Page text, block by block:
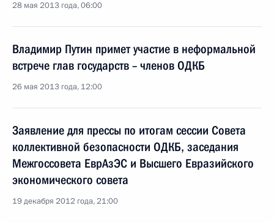
28 мая 2013 года, 06:00
Владимир Путин примет участие в неформальной
встрече глав государств – членов ОДКБ
26 мая 2013 года, 12:00
Заявление для прессы по итогам сессии Совета
коллективной безопасности ОДКБ, заседания
Межгоссовета ЕврАзЭС и Высшего Евразийского
экономического совета
19 декабря 2012 года, 21:00